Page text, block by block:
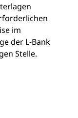
im
der L-Bank
Stelle.